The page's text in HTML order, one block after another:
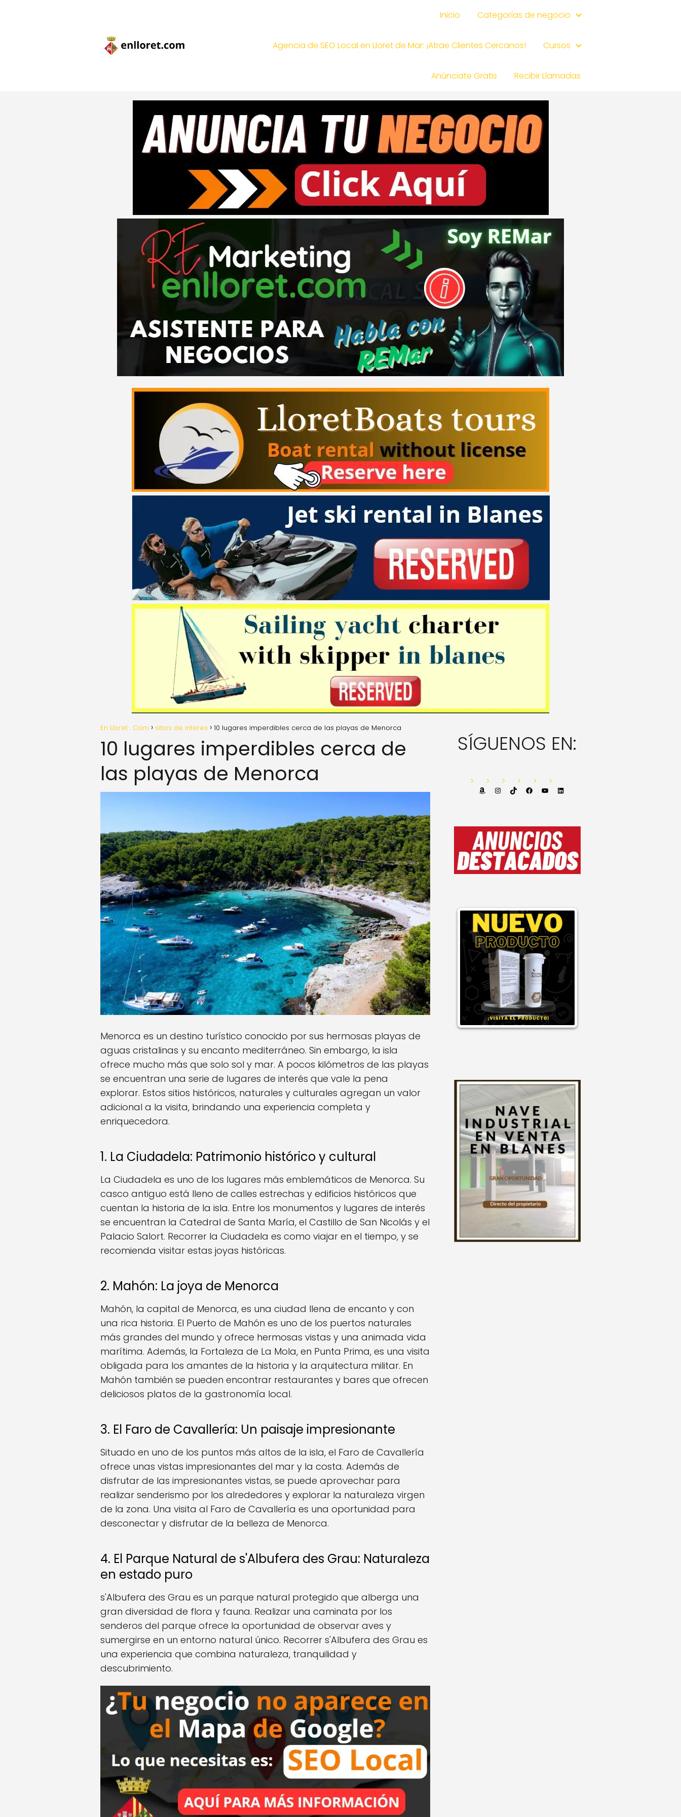
Inicio Categorías de negocio
Agencia de SEO Local en Lloret de Mar: ¡Atrae Clientes Cercanos! Cursos
Anúnciate Gratis Recibir Llamadas
En Lloret . Com sitios de interes 10 lugares imperdibles cerca de las playas de Menorca
10 lugares imperdibles cerca de
las playas de Menorca
Menorca es un destino turístico conocido por sus hermosas playas de
aguas cristalinas y su encanto mediterráneo. Sin embargo, la isla
ofrece mucho más que solo sol y mar. A pocos kilómetros de las playas
se encuentran una serie de lugares de interés que vale la pena
explorar. Estos sitios históricos, naturales y culturales agregan un valor
adicional a la visita, brindando una experiencia completa y
enriquecedora.
1. La Ciudadela: Patrimonio histórico y cultural
La Ciudadela es uno de los lugares más emblemáticos de Menorca. Su
casco antiguo está lleno de calles estrechas y edificios históricos que
cuentan la historia de la isla. Entre los monumentos y lugares de interés
se encuentran la Catedral de Santa María, el Castillo de San Nicolás y el
Palacio Salort. Recorrer la Ciudadela es como viajar en el tiempo, y se
recomienda visitar estas joyas históricas.
2. Mahón: La joya de Menorca
Mahón, la capital de Menorca, es una ciudad llena de encanto y con
una rica historia. El Puerto de Mahón es uno de los puertos naturales
más grandes del mundo y ofrece hermosas vistas y una animada vida
marítima. Además, la Fortaleza de La Mola, en Punta Prima, es una visita
obligada para los amantes de la historia y la arquitectura militar. En
Mahón también se pueden encontrar restaurantes y bares que ofrecen
deliciosos platos de la gastronomía local.
3. El Faro de Cavallería: Un paisaje impresionante
Situado en uno de los puntos más altos de la isla, el Faro de Cavallería
ofrece unas vistas impresionantes del mar y la costa. Además de
disfrutar de las impresionantes vistas, se puede aprovechar para
realizar senderismo por los alrededores y explorar la naturaleza virgen
de la zona. Una visita al Faro de Cavallería es una oportunidad para
desconectar y disfrutar de la belleza de Menorca.
4. El Parque Natural de s'Albufera des Grau: Naturaleza
en estado puro
s'Albufera des Grau es un parque natural protegido que alberga una
gran diversidad de flora y fauna. Realizar una caminata por los
senderos del parque ofrece la oportunidad de observar aves y
sumergirse en un entorno natural único. Recorrer s'Albufera des Grau es
una experiencia que combina naturaleza, tranquilidad y
descubrimiento.
SÍGUENOS EN:
AmazonInstagram
TikTokFacebook
YouTubeLinkedIn